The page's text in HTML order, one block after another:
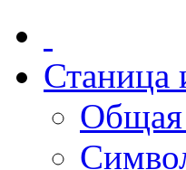
Станица